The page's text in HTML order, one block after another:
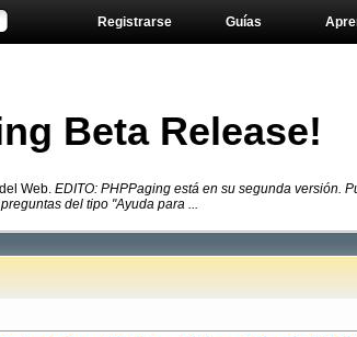
Guías
Registrarse
Beta Release!
Web. EDITO: PHPPaging está en su segunda versión.
del tipo "Ayuda para ...